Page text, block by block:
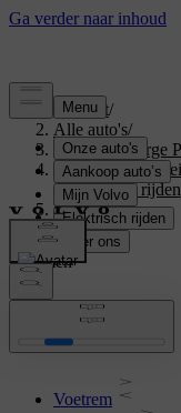
Support/
Alle auto's/
XC40 Recharge
Starten en rijden
Remmen
Remmen
Voetrem